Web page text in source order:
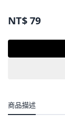
NT$79
商品描述